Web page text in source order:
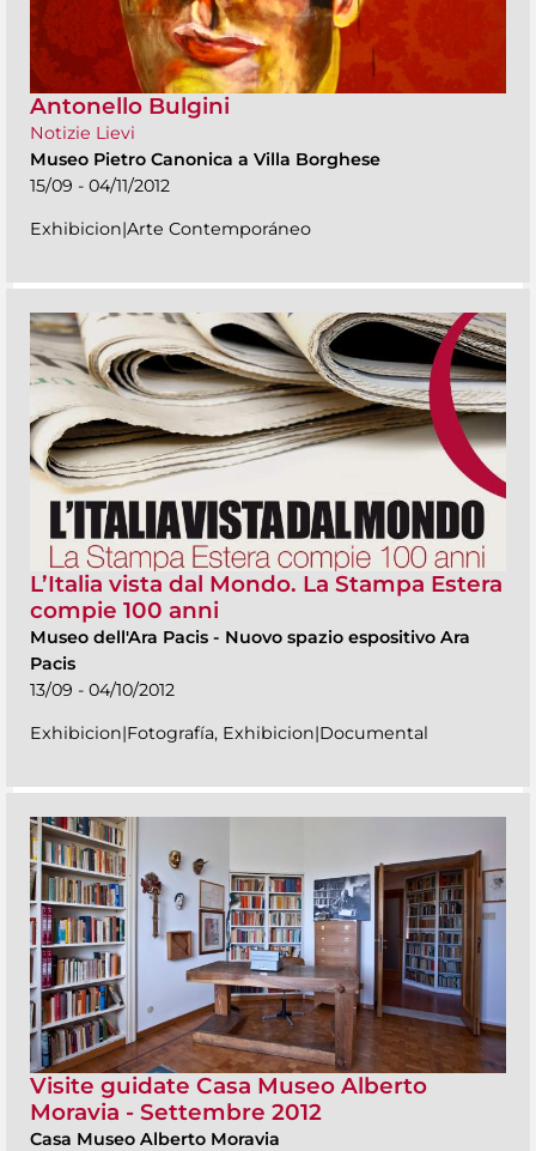
Antonello Bulgini
Notizie Lievi
Museo Pietro Canonica a Villa Borghese
15/09 - 04/11/2012
Exhibicion|Arte Contemporáneo
L’Italia vista dal Mondo. La Stampa Estera
compie 100 anni
Museo dell'Ara Pacis - Nuovo spazio espositivo Ara
Pacis
13/09 - 04/10/2012
Exhibicion|Fotografía, Exhibicion|Documental
Visite guidate Casa Museo Alberto
Moravia - Settembre 2012
Casa Museo Alberto Moravia